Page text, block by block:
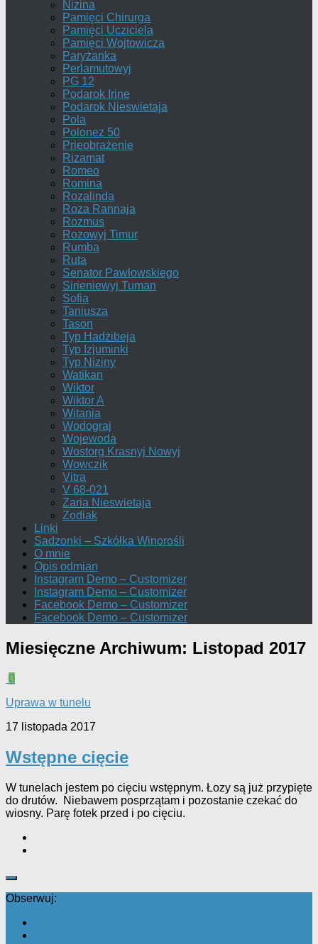
Nizina
Pamięci Chirurga
Pamięci Ucziciela
Pamięci Wojtowicza
Paryżanka
Perlamutowyj
PG 12
Podarok Irine
Podarok Nieswietaja
Pola
Polonez 50
Prieobrażenie
Rizamat
Romeo
Romina
Rozalinda
Roza Rannaja
Rozmus
Rozowyj Timur
Rumba
Ruta
Senator Pawłowskiego
Sirieniewyj Tuman
Sofia
Taniusza
Tason
Typ Hadżibeja
Typ Izjuminki
Typ Niziny
Watikan
Wiktor
Wiktor A
Witania
Wodograj
Wojewoda
Wostorg Krasnyj Nowyj
Wowczik
Vitra
V 68-021
Zaria Nieswietaja
Zodiak
Linki
Sadzonki – Szkółka Winorośli
O mnie
Opis odmian
Instagram Demo – Customizer
Instagram Demo – Customizer
Facebook Demo – Customizer
Facebook Demo – Customizer
Miesięczne Archiwum: Listopad 2017
0
Uprawa w tunelu
17 listopada 2017
Wstępne cięcie
W tunelach jestem po cięciu wstępnym. Łozy są już przypięte
do drutów. Niebawem posprzątam i pozostanie czekać do
wiosny. Parę fotek przed i po cięciu.
Obserwuj: